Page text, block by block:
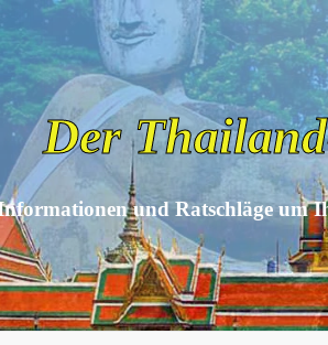
Der
und Ratschläge um